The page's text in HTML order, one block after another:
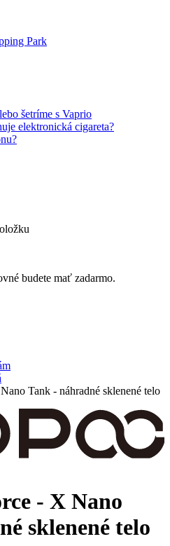
Park
šetríme s Vaprio
elektronická cigareta?
budete mať zadarmo.
Tank - náhradné sklenené telo
- X Nano
sklenené telo